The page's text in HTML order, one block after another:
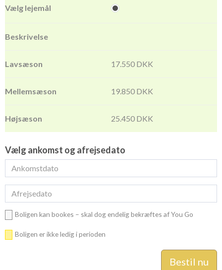
17.550 DKK
19.850 DKK
25.450 DKK
Vælg ankomst og afrejsedato
Boligen kan bookes – skal dog endelig bekræftes af You Go
Boligen er ikke ledig i perioden